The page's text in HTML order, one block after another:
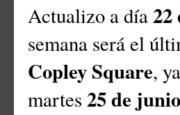
Actualizo a día22
semana será el
Copley Square,
martes 25 de